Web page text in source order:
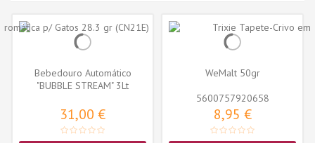
Bebedouro Automático
"BUBBLE STREAM" 3Lt
31,00 €
WeMalt 50gr
5600757920658
8,95 €